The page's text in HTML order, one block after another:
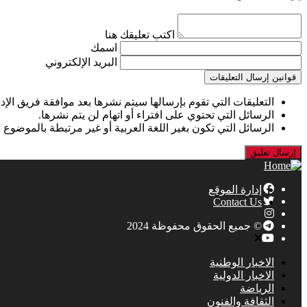
اكتب تعليقك هنا
اسمك
البريد الإلكتروني
قوانين إرسال التعليقات
التعليقات التي تقوم بإرسالها سيتم نشرها بعد موافقة فريق
الرسائل التي تحتوي على افتراء أو اتهام لن يتم نشرها.
الرسائل التي تكون بغير اللغة العربية أو غير مرتبطة
إدارة الموقع
Contact Us
© جميع الحقوق محفوظة 2024
الاخبار الوطنية
الاخبار الدولية
الرياضة
الثقافة والفنون